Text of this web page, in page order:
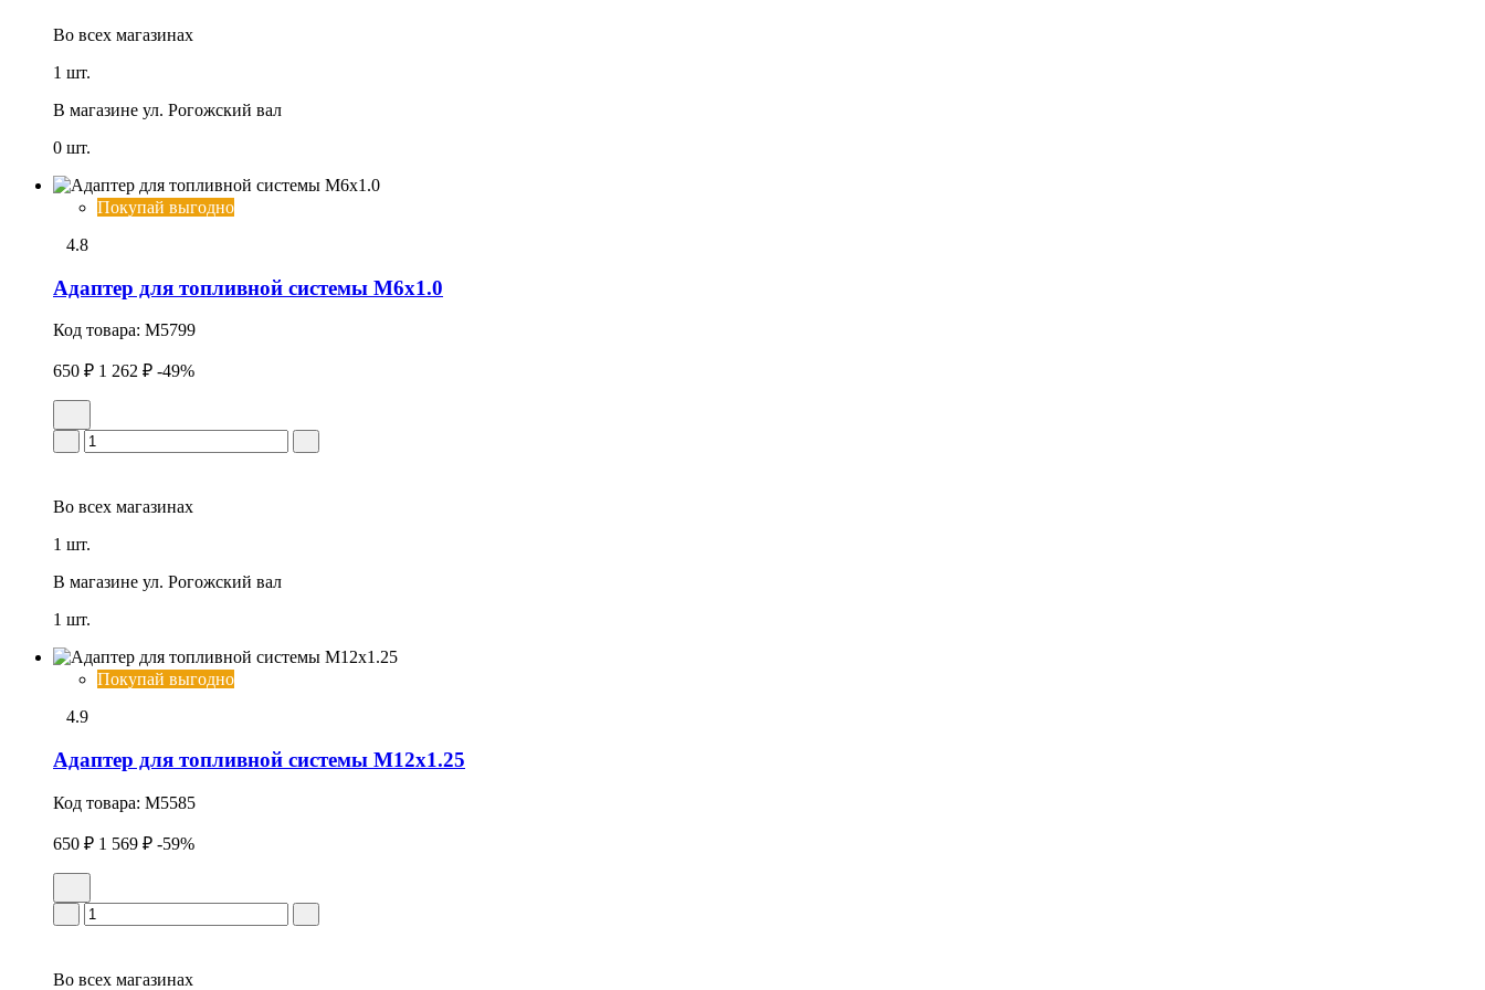
Во всех магазинах
1 шт.
В магазине ул. Рогожский вал
0 шт.
Покупай выгодно
4.8
Адаптер для топливной системы M6x1.0
Код товара: M5799
650 ₽ 1 262 ₽ -49%
Во всех магазинах
1 шт.
В магазине ул. Рогожский вал
1 шт.
Покупай выгодно
4.9
Адаптер для топливной системы M12x1.25
Код товара: M5585
650 ₽ 1 569 ₽ -59%
Во всех магазинах